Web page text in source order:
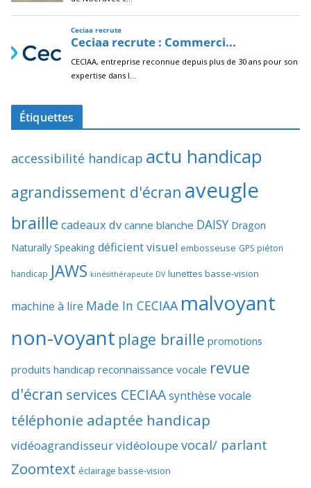
Étiquettes
accessibilité handicap actu handicap
agrandissement d'écran aveugle
braille cadeaux dv canne blanche DAISY Dragon
Naturally Speaking déficient visuel embosseuse GPS piéton
handicap JAWS kinésithérapeute DV lunettes basse-vision
machine à lire Made In CECIAA malvoyant
non-voyant plage braille promotions
produits handicap reconnaissance vocale revue
d'écran services CECIAAsynthèse vocale
téléphonie adaptée handicap
vidéoagrandisseurvidéoloupevocal/ parlant
Zoomtext éclairage basse-vision